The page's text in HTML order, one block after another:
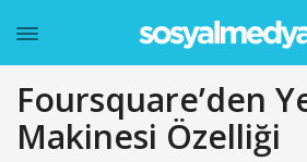
Foursquare’den
Makinesi Özelliği